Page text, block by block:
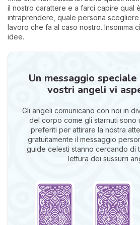
il nostro carattere e a farci capire qual
intraprendere, quale persona
lavoro che fa al caso nostro. Insomma
idee.
Un messaggio
vostri angeli vi
Gli angeli comunicano con noi in
del corpo come gli starnuti sono
preferiti per attirare la nostra
gratuitamente il messaggio
guide celesti stanno cercando di
lettura dei sussurri